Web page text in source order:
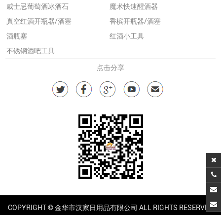
威士忌葡萄酒冰酒石
魔术快速醒酒器
真空红酒开瓶器/酒塞
香槟开瓶器/酒塞
酒瓶塞
红酒小工具
不锈钢酒吧工具
点击分享
COPYRIGHT © 金华市汉家日用品有限公司 ALL RIGHTS RESERVED